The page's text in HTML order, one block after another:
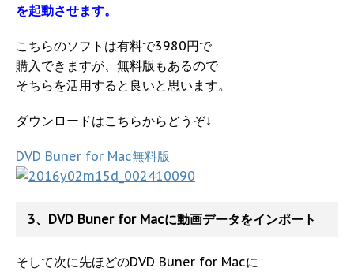
を起動させます。
こちらのソフトは有料で3980円で
購入できますが、無料版もあるので
そちらを活用すると良いと思います。
ダウンロードはこちらからどうぞ↓
DVD Buner for Mac無料版
3、DVD Buner for Macに動画データをインポート
そして次に先ほどのDVD Buner for Macに